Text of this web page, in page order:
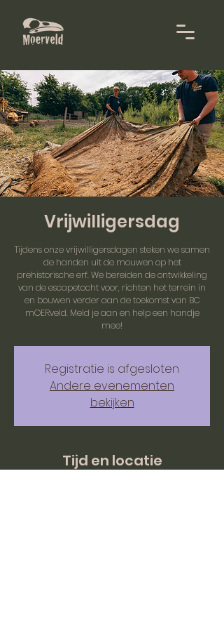
Vrijwilligersdag
Tijdens onze vrijwilligersdagen steken we samen
de handen uit de mouwen op het
prehistorische erf. We bereiden de ontwikkeling
van de escapetocht voor, richten het terrein in
en bouwen verder aan de toekomst van BC
mOERveld. Meld je aan en help een handje
mee!
Registratie is afgesloten
Andere evenementen
bekijken
Tijd en locatie